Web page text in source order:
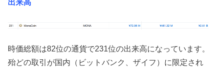
出来高
時価総額は82位の通貨で231位の出来高になっています。
殆どの取引が国内（ビットバンク、ザイフ）に限定され